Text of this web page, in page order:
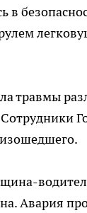
в
травмы
Авария